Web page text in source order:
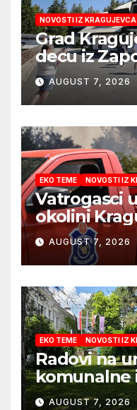
NOVOSTI IZ KRAGUJEVCA
Grad
decu iz
AUGUST 7, 2026
EKO TEME NOVOSTI IZ
Vatrogasci
okolini
AUGUST 7, 2026
EKO TEME NOVOSTI IZ
Radovi na
AUGUST 7, 2026